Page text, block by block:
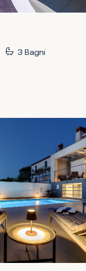
3 Bagni